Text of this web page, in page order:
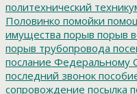
политехнический
Половинко помойки
имущества порыв порыв
порыв трубопровода
послание Федеральному
последний звонок
сопровождение посылка